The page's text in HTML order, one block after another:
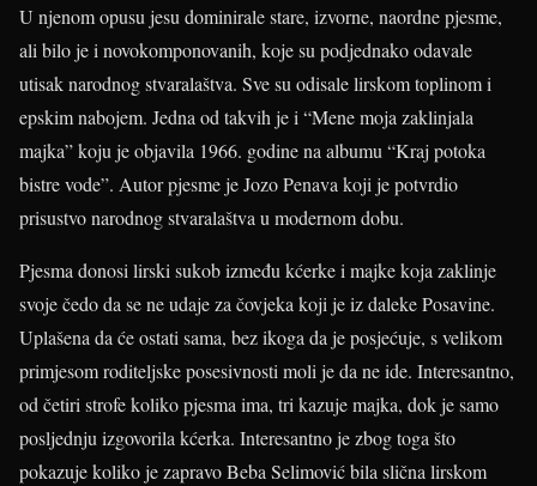
U njenom opusu jesu dominirale stare, izvorne, naordne pjesme,
ali bilo je i novokomponovanih, koje su podjednako odavale
utisak narodnog stvaralaštva. Sve su odisale lirskom toplinom i
epskim nabojem. Jedna od takvih je i “Mene moja zaklinjala
majka” koju je objavila 1966. godine na albumu “Kraj potoka
bistre vode”. Autor pjesme je Jozo Penava koji je potvrdio
prisustvo narodnog stvaralaštva u modernom dobu.
Pjesma donosi lirski sukob između kćerke i majke koja zaklinje
svoje čedo da se ne udaje za čovjeka koji je iz daleke Posavine.
Uplašena da će ostati sama, bez ikoga da je posjećuje, s velikom
primjesom roditeljske posesivnosti moli je da ne ide. Interesantno,
od četiri strofe koliko pjesma ima, tri kazuje majka, dok je samo
posljednju izgovorila kćerka. Interesantno je zbog toga što
pokazuje koliko je zapravo Beba Selimović bila slična lirskom